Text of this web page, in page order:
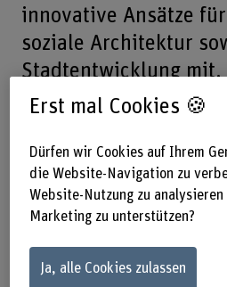
innovative Ansätze
soziale Architektur
Stadtentwicklung mit.
Das Wichtigste in
Beis Hurni bereichern den
Erst mal Cookies 🍪
Dürfen wir Cookies auf Ihrem
die Website-Navigation zu
Website-Nutzung zu analysieren
Marketing zu unterstützen?
Ja, alle Cookies zulassen